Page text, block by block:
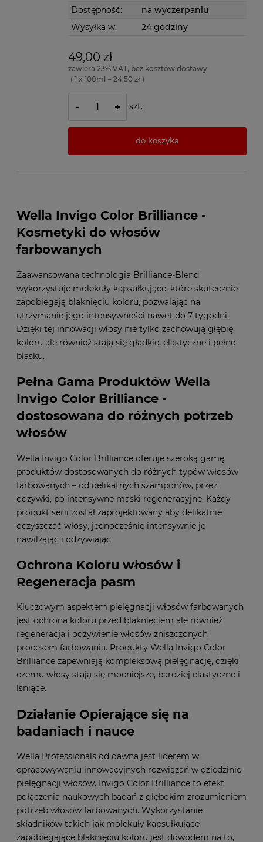
Dostępność:
na wyczerpaniu
Wysyłka w:
24 godziny
49,00 zł
zawiera 23% VAT, bez kosztów dostawy
( 1 x 100ml = 24,50 zł )
- + szt.
do koszyka
Wella Invigo Color Brilliance -
Kosmetyki do włosów
farbowanych
Zaawansowana technologia Brilliance-Blend
wykorzystuje molekuły kapsułkujące, które skutecznie
zapobiegają blaknięciu koloru, pozwalając na
utrzymanie jego intensywności nawet do 7 tygodni.
Dzięki tej innowacji włosy nie tylko zachowują głębię
koloru ale również stają się gładkie, elastyczne i pełne
blasku.
Pełna Gama Produktów Wella
Invigo Color Brilliance -
dostosowana do różnych potrzeb
włosów
Wella Invigo Color Brilliance oferuje szeroką gamę
produktów dostosowanych do różnych typów włosów
farbowanych – od delikatnych szamponów, przez
odżywki, po intensywne maski regeneracyjne. Każdy
produkt serii został zaprojektowany aby delikatnie
oczyszczać włosy, jednocześnie intensywnie je
nawilżając i odżywiając.
Ochrona Koloru włosów i
Regeneracja pasm
Kluczowym aspektem pielęgnacji włosów farbowanych
jest ochrona koloru przed blaknięciem ale również
regeneracja i odżywienie włosów zniszczonych
procesem farbowania. Produkty Wella Invigo Color
Brilliance zapewniają kompleksową pielęgnację, dzięki
czemu włosy stają się mocniejsze, bardziej elastyczne i
lśniące.
Działanie Opierające się na
badaniach i nauce
Wella Professionals od dawna jest liderem w
opracowywaniu innowacyjnych rozwiązań w dziedzinie
pielęgnacji włosów. Invigo Color Brilliance to efekt
połączenia naukowych badań z głębokim zrozumieniem
potrzeb włosów farbowanych. Wykorzystanie
składników takich jak molekuły kapsułkujące
zapobiegające blaknięciu koloru jest dowodem na to,